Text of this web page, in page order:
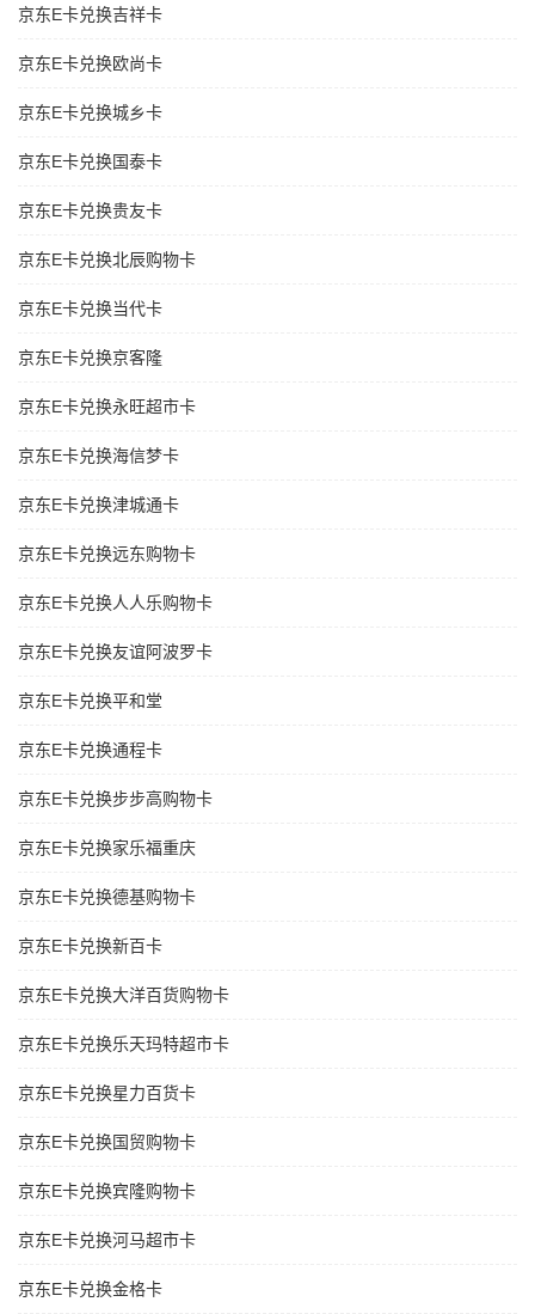
京东E卡兑换吉祥卡
京东E卡兑换欧尚卡
京东E卡兑换城乡卡
京东E卡兑换国泰卡
京东E卡兑换贵友卡
京东E卡兑换北辰购物卡
京东E卡兑换当代卡
京东E卡兑换京客隆
京东E卡兑换永旺超市卡
京东E卡兑换海信梦卡
京东E卡兑换津城通卡
京东E卡兑换远东购物卡
京东E卡兑换人人乐购物卡
京东E卡兑换友谊阿波罗卡
京东E卡兑换平和堂
京东E卡兑换通程卡
京东E卡兑换步步高购物卡
京东E卡兑换家乐福重庆
京东E卡兑换德基购物卡
京东E卡兑换新百卡
京东E卡兑换大洋百货购物卡
京东E卡兑换乐天玛特超市卡
京东E卡兑换星力百货卡
京东E卡兑换国贸购物卡
京东E卡兑换宾隆购物卡
京东E卡兑换河马超市卡
京东E卡兑换金格卡